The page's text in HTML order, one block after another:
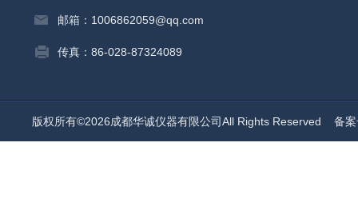
邮箱：1006862059@qq.com
传真：86-028-87324089
版权所有©2026成都华诚仪器有限公司All Rights Reserved 备